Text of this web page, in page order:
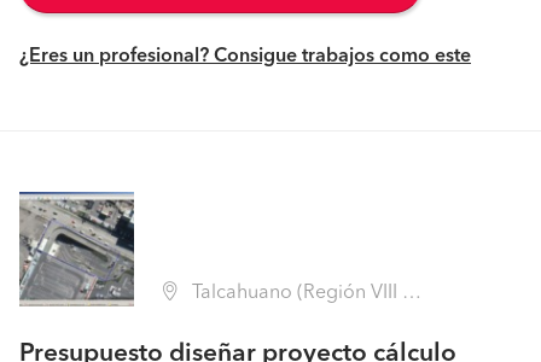
¿Eres un profesional? Consigue trabajos como este
Talcahuano (Región VIII Biobío - Concepción)
Presupuesto diseñar proyecto cálculo